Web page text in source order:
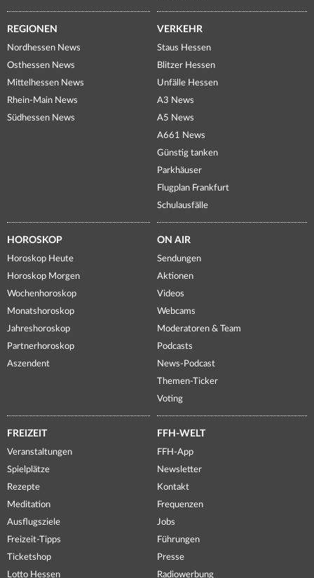
REGIONEN
Nordhessen News
Osthessen News
Mittelhessen News
Rhein-Main News
Südhessen News
VERKEHR
Staus Hessen
Blitzer Hessen
Unfälle Hessen
A3 News
A5 News
A661 News
Günstig tanken
Parkhäuser
Flugplan Frankfurt
Schulausfälle
HOROSKOP
Horoskop Heute
Horoskop Morgen
Wochenhoroskop
Monatshoroskop
Jahreshoroskop
Partnerhoroskop
Aszendent
ON AIR
Sendungen
Aktionen
Videos
Webcams
Moderatoren & Team
Podcasts
News-Podcast
Themen-Ticker
Voting
FREIZEIT
Veranstaltungen
Spielplätze
Rezepte
Meditation
Ausflugsziele
Freizeit-Tipps
Ticketshop
Lotto Hessen
FFH-WELT
FFH-App
Newsletter
Kontakt
Frequenzen
Jobs
Führungen
Presse
Radiowerbung